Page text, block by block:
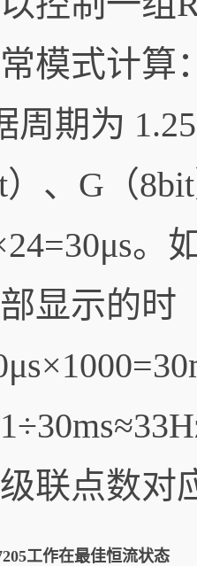
模式计算
周期为
）、G（
显示的时
联点数对
工作在最佳恒流状态